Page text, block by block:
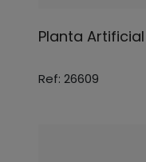
Planta
Ref: 26609